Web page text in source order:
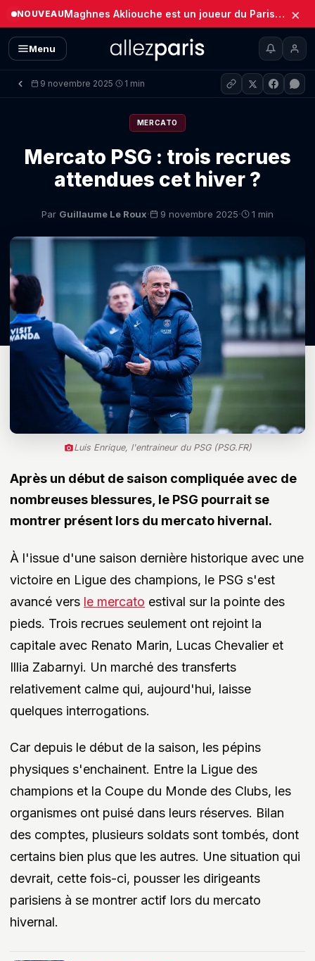
NOUVEAU Maghnes Akliouche est un joueur du Paris Saint-Germain (Officiel) ×
Menu
9 novembre 2025· 1 min
MERCATO
Mercato PSG : trois recrues
attendues cet hiver ?
Par Guillaume Le Roux· 9 novembre 2025· 1 min
Luis Enrique, l'entraineur du PSG (PSG.FR)
Après un début de saison compliquée avec de
nombreuses blessures, le PSG pourrait se
montrer présent lors du mercato hivernal.
À l'issue d'une saison dernière historique avec une
victoire en Ligue des champions, le PSG s'est
avancé vers le mercato estival sur la pointe des
pieds. Trois recrues seulement ont rejoint la
capitale avec Renato Marin, Lucas Chevalier et
Illia Zabarnyi. Un marché des transferts
relativement calme qui, aujourd'hui, laisse
quelques interrogations.
Car depuis le début de la saison, les pépins
physiques s'enchainent. Entre la Ligue des
champions et la Coupe du Monde des Clubs, les
organismes ont puisé dans leurs réserves. Bilan
des comptes, plusieurs soldats sont tombés, dont
certains bien plus que les autres. Une situation qui
devrait, cette fois-ci, pousser les dirigeants
parisiens à se montrer actif lors du mercato
hivernal.